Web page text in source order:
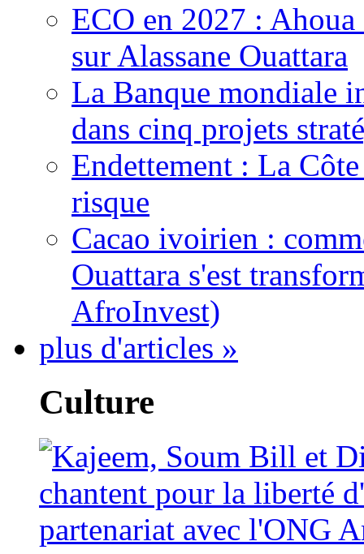
ECO en 2027 :
sur Alassane Ouattara
La Banque mondiale
dans cinq projets
Endettement : La
risque
Cacao ivoirien :
Ouattara s'est
AfroInvest)
plus d'articles »
Culture